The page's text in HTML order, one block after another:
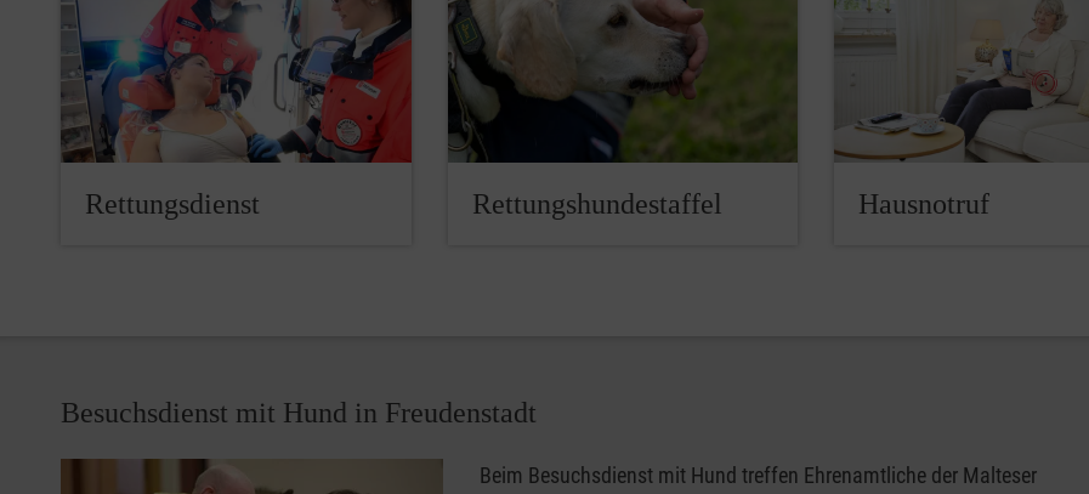
Rettungsdienst Rettungshundestaffel Hausnotruf
Besuchsdienst mit Hund in Freudenstadt
Beim Besuchsdienst mit Hund treffen Ehrenamtliche der Malteser